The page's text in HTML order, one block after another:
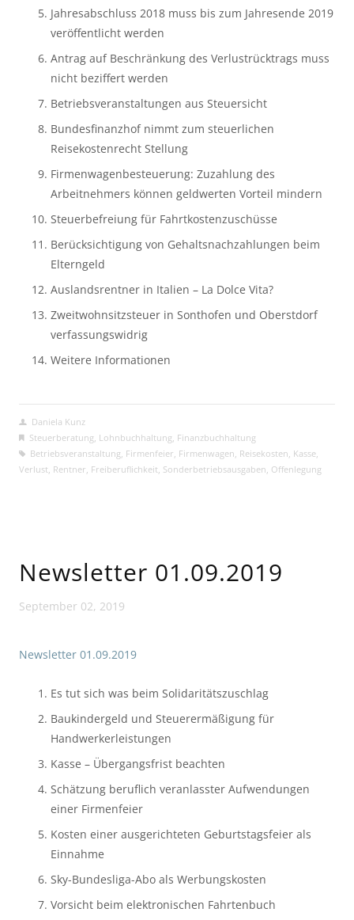
Jahresabschluss 2018 muss bis zum Jahresende 2019
veröffentlicht werden
Antrag auf Beschränkung des Verlustrücktrags muss
nicht beziffert werden
Betriebsveranstaltungen aus Steuersicht
Bundesfinanzhof nimmt zum steuerlichen
Reisekostenrecht Stellung
Firmenwagenbesteuerung: Zuzahlung des
Arbeitnehmers können geldwerten Vorteil mindern
Steuerbefreiung für Fahrtkostenzuschüsse
Berücksichtigung von Gehaltsnachzahlungen beim
Elterngeld
Auslandsrentner in Italien – La Dolce Vita?
Zweitwohnsitzsteuer in Sonthofen und Oberstdorf
verfassungswidrig
Weitere Informationen
Daniela Kunz
Steuerberatung Lohnbuchhaltung Finanzbuchhaltung
Betriebsveranstaltung Firmenfeier Firmenwagen Reisekosten Kasse,
Verlust Rentner Freiberuflichkeit Sonderbetriebsausgaben Offenlegung
Newsletter 01.09.2019
September 02, 2019
Newsletter 01.09.2019
Es tut sich was beim Solidaritätszuschlag
Baukindergeld und Steuerermäßigung für
Handwerkerleistungen
Kasse – Übergangsfrist beachten
Schätzung beruflich veranlasster Aufwendungen
einer Firmenfeier
Kosten einer ausgerichteten Geburtstagsfeier als
Einnahme
Sky-Bundesliga-Abo als Werbungskosten
Vorsicht beim elektronischen Fahrtenbuch